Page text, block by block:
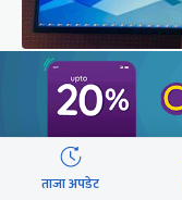
२५० रुपैयाँको
लाखको बम्पर
ताजा अपडेट